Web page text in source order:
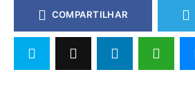
COMPARTILHAR